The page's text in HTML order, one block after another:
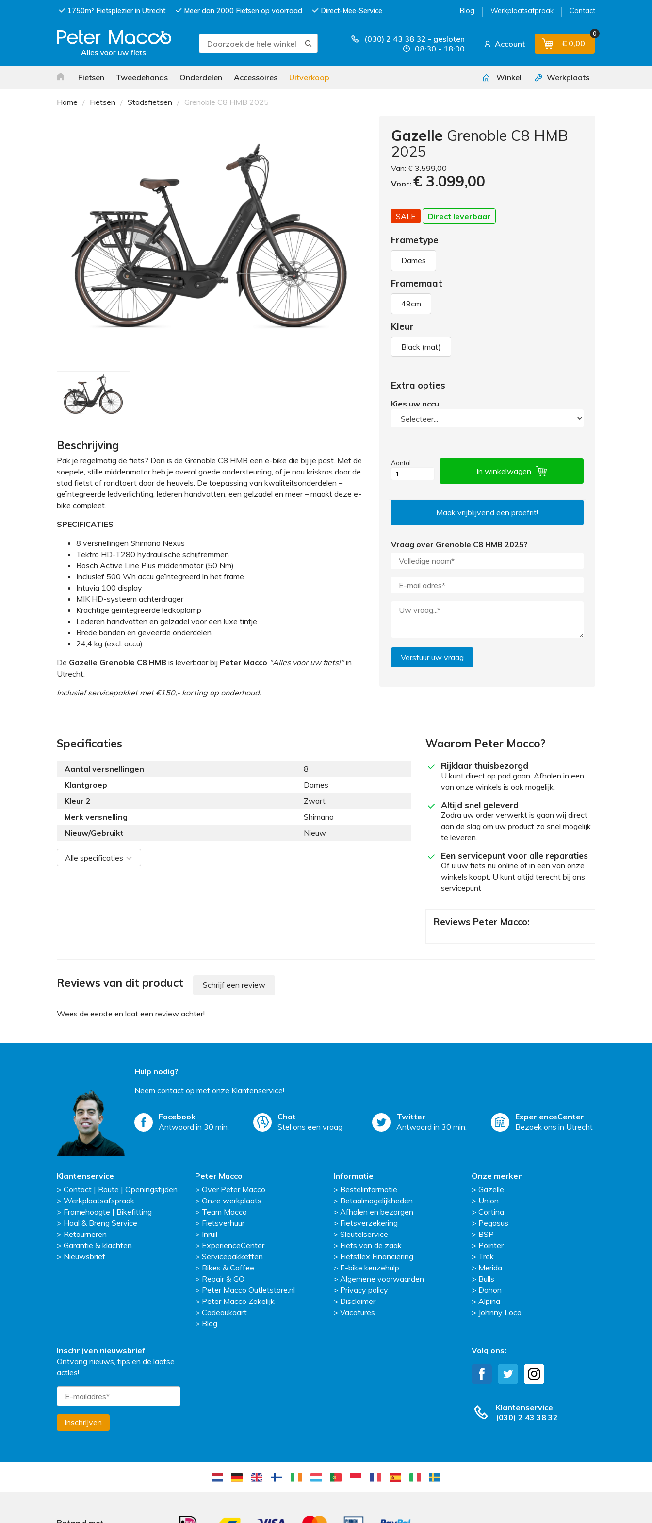
1750m² Fietsplezier in Utrecht Meer dan 2000 Fietsen op voorraad Direct-Mee-Service Blog Werkplaatsafpraak Contact
(030) 2 43 38 32 - gesloten
08:30 - 18:00
Account € 0,00
0
Fietsen Tweedehands Onderdelen Accessoires Uitverkoop Winkel Werkplaats
Home Fietsen Stadsfietsen Grenoble C8 HMB 2025
Gazelle Grenoble C8 HMB
2025
Van:€ 3.599,00
Voor: € 3.099,00
SALE Direct leverbaar
Frametype
Dames
Framemaat
49cm
Kleur
Black (mat)
Extra opties
Kies uw accu
Aantal:
In winkelwagen
Maak vrijblijvend een proefrit!
Vraag over Grenoble C8 HMB 2025?
Verstuur uw vraag
Beschrijving
Pak je regelmatig de fiets? Dan is de Grenoble C8 HMB een e-bike die bij je past. Met de
soepele, stille middenmotor heb je overal goede ondersteuning, of je nou kriskras door de
stad fietst of rondtoert door de heuvels. De toepassing van kwaliteitsonderdelen –
geïntegreerde ledverlichting, lederen handvatten, een gelzadel en meer – maakt deze e-
bike compleet.
SPECIFICATIES
8 versnellingen Shimano Nexus
Tektro HD-T280 hydraulische schijfremmen
Bosch Active Line Plus middenmotor (50 Nm)
Inclusief 500 Wh accu geïntegreerd in het frame
Intuvia 100 display
MIK HD-systeem achterdrager
Krachtige geïntegreerde ledkoplamp
Lederen handvatten en gelzadel voor een luxe tintje
Brede banden en geveerde onderdelen
24,4 kg (excl. accu)
De Gazelle Grenoble C8 HMB is leverbaar bij Peter Macco "Alles voor uw fiets!"in
Utrecht.
Inclusief servicepakket met €150,- korting op onderhoud.
Specificaties
Aantal versnellingen
8
Klantgroep
Dames
Kleur 2
Zwart
Merk versnelling
Shimano
Nieuw/Gebruikt
Nieuw
Alle specificaties
Waarom Peter Macco?
Rijklaar thuisbezorgd
U kunt direct op pad gaan. Afhalen in een
van onze winkels is ook mogelijk.
Altijd snel geleverd
Zodra uw order verwerkt is gaan wij direct
aan de slag om uw product zo snel mogelijk
te leveren.
Een servicepunt voor alle reparaties
Of u uw fiets nu online of in een van onze
winkels koopt. U kunt altijd terecht bij ons
servicepunt
Reviews Peter Macco:
Reviews van dit product Schrijf een review
Wees de eerste en laat een review achter!
Hulp nodig?
Neem contact op met onze Klantenservice!
Facebook
Antwoord in 30 min.
Chat
Stel ons een vraag
Twitter
Antwoord in 30 min.
ExperienceCenter
Bezoek ons in Utrecht
Klantenservice
Contact | Route | Openingstijden
Werkplaatsafspraak
Framehoogte | Bikefitting
Haal & Breng Service
Retourneren
Garantie & klachten
Nieuwsbrief
Peter Macco
Over Peter Macco
Onze werkplaats
Team Macco
Fietsverhuur
Inruil
ExperienceCenter
Servicepakketten
Bikes & Coffee
Repair & GO
Peter Macco Outletstore.nl
Peter Macco Zakelijk
Cadeaukaart
Blog
Informatie
Bestelinformatie
Betaalmogelijkheden
Afhalen en bezorgen
Fietsverzekering
Sleutelservice
Fiets van de zaak
Fietsflex Financiering
E-bike keuzehulp
Algemene voorwaarden
Privacy policy
Disclaimer
Vacatures
Onze merken
Gazelle
Union
Cortina
Pegasus
BSP
Pointer
Trek
Merida
Bulls
Dahon
Alpina
Johnny Loco
Inschrijven nieuwsbrief
Ontvang nieuws, tips en de laatse
acties!
Inschrijven
Volg ons:
Klantenservice
(030) 2 43 38 32